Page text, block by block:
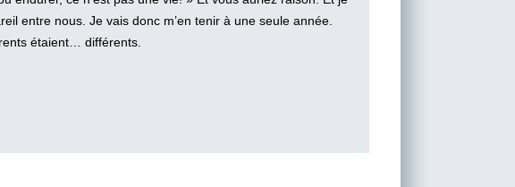
entre nous. Je vais donc m’en tenir à une seule année.
étaient… différents.